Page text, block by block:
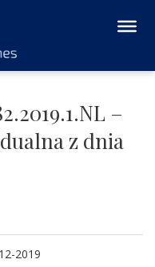
–
z dnia
2019